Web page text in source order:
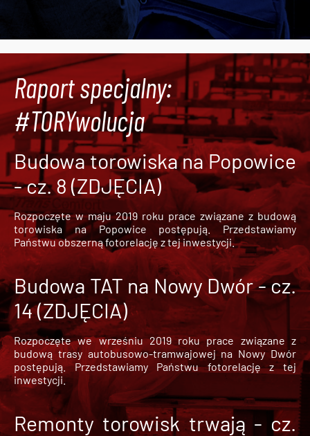
Raport specjalny:
#TORYwolucja
Budowa torowiska na Popowice
- cz. 8 (ZDJĘCIA)
Rozpoczęte w maju 2019 roku prace związane z budową
torowiska na Popowice
postępują. Przedstawiamy
Państwu obszerną fotorelację z tej inwestycji.
Budowa TAT na Nowy Dwór - cz.
14 (ZDJĘCIA)
Rozpoczęte we wrześniu 2019 roku prace związane z
budową trasy autobusowo-tramwajowej na Nowy Dwór
postępują. Przedstawiamy Państwu fotorelację z tej
inwestycji.
Remonty torowisk trwają - cz.